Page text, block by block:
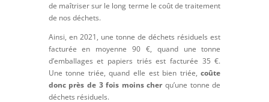
de maîtriser sur le long terme le coût de traitement
de nos déchets.
Ainsi, en 2021, une tonne de déchets résiduels est
facturée en moyenne 90 €, quand une tonne
d’emballages et papiers triés est facturée 35 €.
Une tonne triée, quand elle est bien triée, coûte
donc près de 3 fois moins cherqu’une tonne de
déchets résiduels.